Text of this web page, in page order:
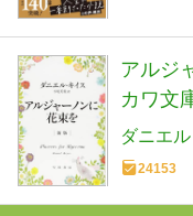
アルジ
カワ文
ダニエ
24153